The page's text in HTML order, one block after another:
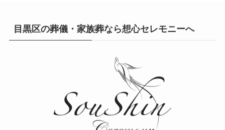
目黒区の葬儀・家族葬なら想心セレモニーへ